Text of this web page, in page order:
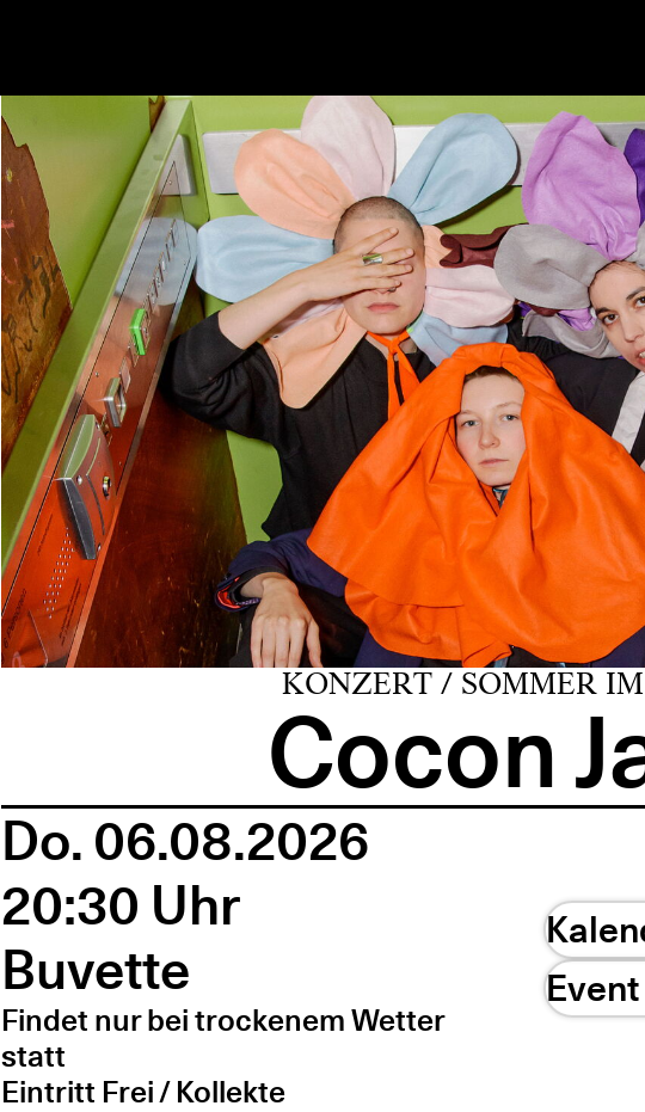
KONZERT / SOMMER
Cocon
Do. 06.08.2026
20:30 Uhr
Buvette
Findet nur bei trockenem Wetter
statt
Eintritt Frei / Kollekte